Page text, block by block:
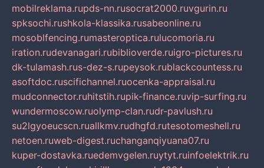
mobilreklama.rupds-nn.rusocrat2000.ruvgurin.ru
spksochi.rushkola-klassika.rusabeonline.ru
mosoblfencing.rumasteroptica.rulucomoria.ru
iration.rudevanagari.rubiblioverde.ruigro-pictures.ru
dk-tulamash.rus-dez-s.rupeysok.rublackcountess.ru
asoftdoc.ruscifichannel.ruocenka-appraisal.ru
mudconnector.ruhitstih.rupik-finance.ruvip-surfing.ru
wundermoscow.ruolymp-clan.rudr-pavlush.ru
su2lgyoeucscn.ruallkmv.rudhgfd.rutesotomeshell.ru
netoen.ruweb-digest.ruchanganqiyuana07.ru
kuper-dostavka.ruedemvgelen.ruytyt.ruinfoelektrik.ru